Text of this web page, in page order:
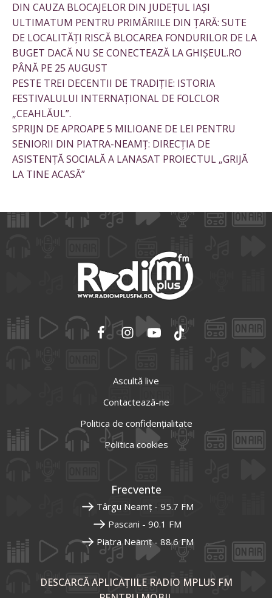
DIN CAUZA BLOCAJELOR DIN JUDEȚUL IAȘI
ULTIMATUM PENTRU PRIMĂRIILE DIN ȚARĂ: SUTE
DE LOCALITĂȚI RISCĂ BLOCAREA FONDURILOR DE LA
BUGET DACĂ NU SE CONECTEAZĂ LA GHIȘEUL.RO
PÂNĂ PE 25 AUGUST
PESTE TREI DECENTII DE TRADIȚIE: ISTORIA
FESTIVALULUI INTERNAȚIONAL DE FOLCLOR
„CEAHLĂUL”.
SPRIJN DE APROAPE 5 MILIOANE DE LEI PENTRU
SENIORII DIN PIATRA-NEAMȚ: DIRECȚIA DE
ASISTENȚĂ SOCIALĂ A LANASAT PROIECTUL „GRIJĂ
LA TINE ACASĂ”
Ascultă live
Contactează-ne
Politica de confidențialitate
Politica cookies
Frecvente
Târgu Neamț - 95.7 FM
Pascani - 90.1 FM
Piatra Neamț - 88.6 FM
DESCARCĂ APLICAȚIILE RADIO MPLUS FM